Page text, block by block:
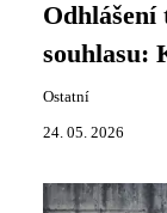
Odhlášení
souhlasu:
Ostatní
24. 05. 2026